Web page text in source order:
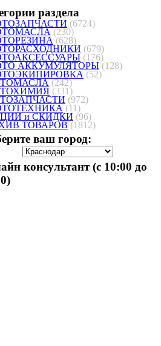
раздела
(6724)
(230)
(628)
(679)
(176)
АККУМУЛЯТОРЫ (128)
(52)
(242)
(331)
(972)
(11)
и СКИДКИ (96)
ТОВАРОВ (1812)
ваш город:
консультант (с 10:00 до